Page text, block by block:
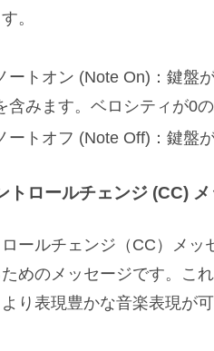
。
ートオン (Note On)：鍵盤
含みます。ベロシティが0
ートオフ (Note Off)：鍵盤
トロールチェンジ (CC)
ールチェンジ（CC）メッ
めのメッセージです。こ
り表現豊かな音楽表現が可